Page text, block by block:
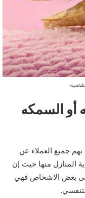
أو السمكه
جميع العملاء عن
المنازل منها حيث إن
بعض الاشخاص فهي